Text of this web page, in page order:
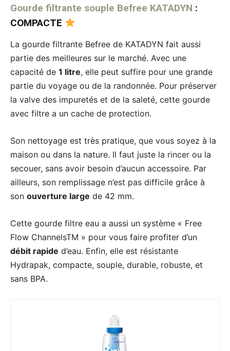
Gourde filtrante souple Befree KATADYN :
COMPACTE
La gourde filtrante Befree de KATADYN fait aussi
partie des meilleures sur le marché. Avec une
capacité de 1 litre, elle peut suffire pour une grande
partie du voyage ou de la randonnée. Pour préserver
la valve des impuretés et de la saleté, cette gourde
avec filtre a un cache de protection.
Son nettoyage est très pratique, que vous soyez à la
maison ou dans la nature. Il faut juste la rincer ou la
secouer, sans avoir besoin d’aucun accessoire. Par
ailleurs, son remplissage n’est pas difficile grâce à
son ouverture large de 42 mm.
Cette gourde filtre eau a aussi un système « Free
Flow ChannelsTM » pour vous faire profiter d’un
débit rapide d’eau. Enfin, elle est résistante
Hydrapak, compacte, souple, durable, robuste, et
sans BPA.